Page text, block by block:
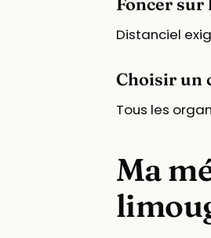
Foncer
Distanciel
Choisir un
Tous les
Ma